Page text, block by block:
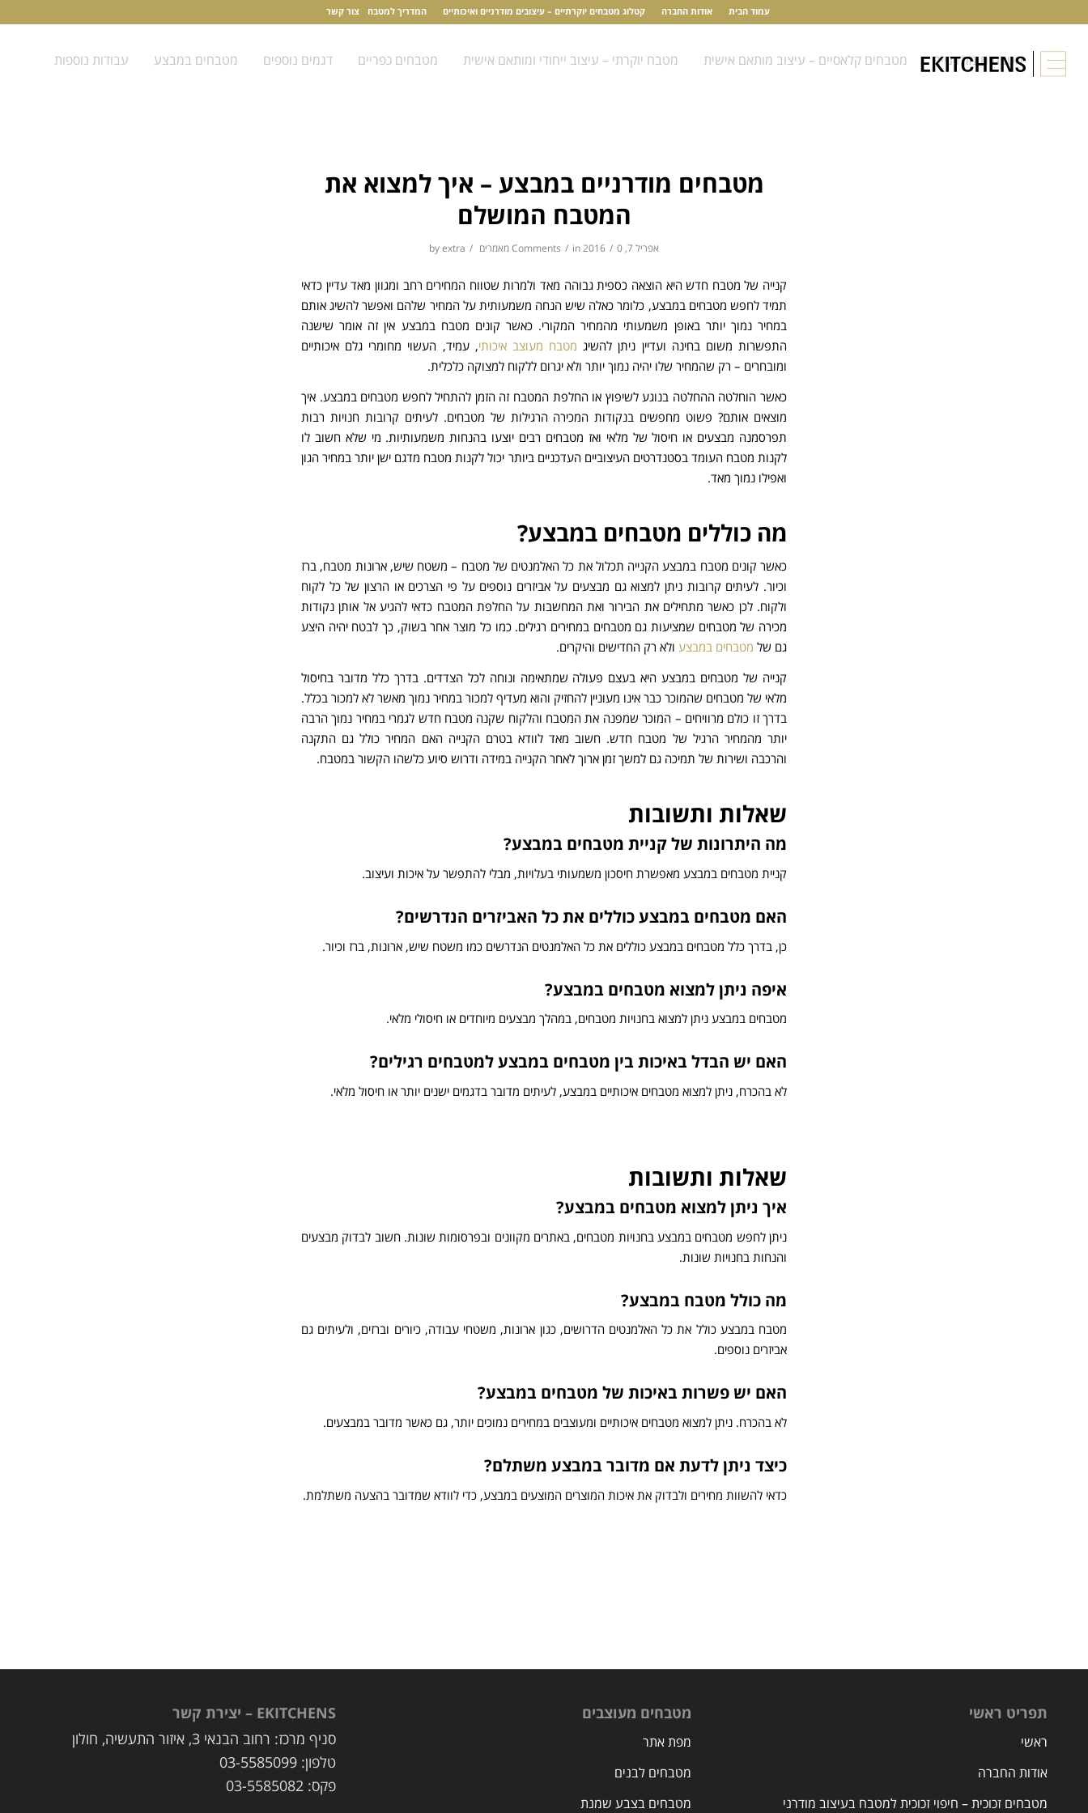
עמוד הבית אודות החברה קטלוג מטבחים יוקרתיים – עיצובים מודרניים ואיכותיים המדריך למטבח צור קשר
מטבחים מודרניים מטבחים קלאסיים – עיצוב מותאם אישית מטבח יוקרתי – עיצוב ייחודי ומותאם אישית מטבחים כפריים דגמים נוספים מטבחים במבצע עבודות נוספות
מטבחים מודרניים במבצע – איך למצוא את
המטבח המושלם
אפריל 7, 2016 / 0 Comments
/ in מאמרים /
by extra
קנייה של מטבח חדש היא הוצאה כספית גבוהה מאד ולמרות שטווח המחירים רחב ומגוון מאד עדיין כדאי
תמיד לחפש מטבחים במבצע, כלומר כאלה שיש הנחה משמעותית על המחיר שלהם ואפשר להשיג אותם
במחיר נמוך יותר באופן משמעותי מהמחיר המקורי. כאשר קונים מטבח במבצע אין זה אומר שישנה
התפשרות משום בחינה ועדיין ניתן להשיג מטבח מעוצב איכותי, עמיד, העשוי מחומרי גלם איכותיים
ומובחרים – רק שהמחיר שלו יהיה נמוך יותר ולא יגרום ללקוח למצוקה כלכלית.
כאשר הוחלטה ההחלטה בנוגע לשיפוץ או החלפת המטבח זה הזמן להתחיל לחפש מטבחים במבצע. איך
מוצאים אותם? פשוט מחפשים בנקודות המכירה הרגילות של מטבחים. לעיתים קרובות חנויות רבות
תפרסמנה מבצעים או חיסול של מלאי ואז מטבחים רבים יוצעו בהנחות משמעותיות. מי שלא חשוב לו
לקנות מטבח העומד בסטנדרטים העיצוביים העדכניים ביותר יכול לקנות מטבח מדגם ישן יותר במחיר הגון
ואפילו נמוך מאד.
מה כוללים מטבחים במבצע?
כאשר קונים מטבח במבצע הקנייה תכלול את כל האלמנטים של מטבח – משטח שיש, ארונות מטבח, ברז
וכיור. לעיתים קרובות ניתן למצוא גם מבצעים על אביזרים נוספים על פי הצרכים או הרצון של כל לקוח
ולקוח. לכן כאשר מתחילים את הבירור ואת המחשבות על החלפת המטבח כדאי להגיע אל אותן נקודות
מכירה של מטבחים שמציעות גם מטבחים במחירים רגילים. כמו כל מוצר אחר בשוק, כך לבטח יהיה היצע
גם של מטבחים במבצע ולא רק החדישים והיקרים.
קנייה של מטבחים במבצע היא בעצם פעולה שמתאימה ונוחה לכל הצדדים. בדרך כלל מדובר בחיסול
מלאי של מטבחים שהמוכר כבר אינו מעוניין להחזיק והוא מעדיף למכור במחיר נמוך מאשר לא למכור בכלל.
בדרך זו כולם מרוויחים – המוכר שמפנה את המטבח והלקוח שקנה מטבח חדש לגמרי במחיר נמוך הרבה
יותר מהמחיר הרגיל של מטבח חדש. חשוב מאד לוודא בטרם הקנייה האם המחיר כולל גם התקנה
והרכבה ושירות של תמיכה גם למשך זמן ארוך לאחר הקנייה במידה ודרוש סיוע כלשהו הקשור במטבח.
שאלות ותשובות
מה היתרונות של קניית מטבחים במבצע?
קניית מטבחים במבצע מאפשרת חיסכון משמעותי בעלויות, מבלי להתפשר על איכות ועיצוב.
האם מטבחים במבצע כוללים את כל האביזרים הנדרשים?
כן, בדרך כלל מטבחים במבצע כוללים את כל האלמנטים הנדרשים כמו משטח שיש, ארונות, ברז וכיור.
איפה ניתן למצוא מטבחים במבצע?
מטבחים במבצע ניתן למצוא בחנויות מטבחים, במהלך מבצעים מיוחדים או חיסולי מלאי.
האם יש הבדל באיכות בין מטבחים במבצע למטבחים רגילים?
לא בהכרח, ניתן למצוא מטבחים איכותיים במבצע, לעיתים מדובר בדגמים ישנים יותר או חיסול מלאי.
שאלות ותשובות
איך ניתן למצוא מטבחים במבצע?
ניתן לחפש מטבחים במבצע בחנויות מטבחים, באתרים מקוונים ובפרסומות שונות. חשוב לבדוק מבצעים
והנחות בחנויות שונות.
מה כולל מטבח במבצע?
מטבח במבצע כולל את כל האלמנטים הדרושים, כגון ארונות, משטחי עבודה, כיורים וברזים, ולעיתים גם
אביזרים נוספים.
האם יש פשרות באיכות של מטבחים במבצע?
לא בהכרח. ניתן למצוא מטבחים איכותיים ומעוצבים במחירים נמוכים יותר, גם כאשר מדובר במבצעים.
כיצד ניתן לדעת אם מדובר במבצע משתלם?
כדאי להשוות מחירים ולבדוק את איכות המוצרים המוצעים במבצע, כדי לוודא שמדובר בהצעה משתלמת.
EKITCHENS – יצירת קשר
סניף מרכז: רחוב הבנאי 3, איזור התעשיה, חולון
טלפון: 03-5585099
פקס: 03-5585082
מטבחים מעוצבים
מפת אתר
מטבחים לבנים
מטבחים בצבע שמנת
תפריט ראשי
ראשי
אודות החברה
מטבחים זכוכית – חיפוי זכוכית למטבח בעיצוב מודרני